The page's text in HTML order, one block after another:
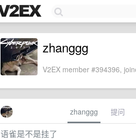
zhanggg
V2EX member #394396,
zhanggg 提问
语雀是不是挂了